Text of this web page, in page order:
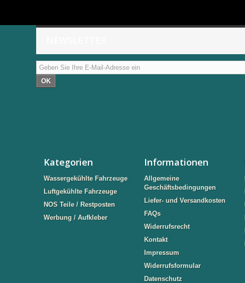
OK
Kategorien
Wassergekühlte Fahrzeuge
Luftgekühlte Fahrzeuge
NOS Teile / Restposten
Werbung / Aufkleber
Informationen
Allgemeine
Geschäftsbedingungen
Liefer- und Versandkosten
FAQs
Widerrufsrecht
Kontakt
Impressum
Widerrufsformular
Datenschutz